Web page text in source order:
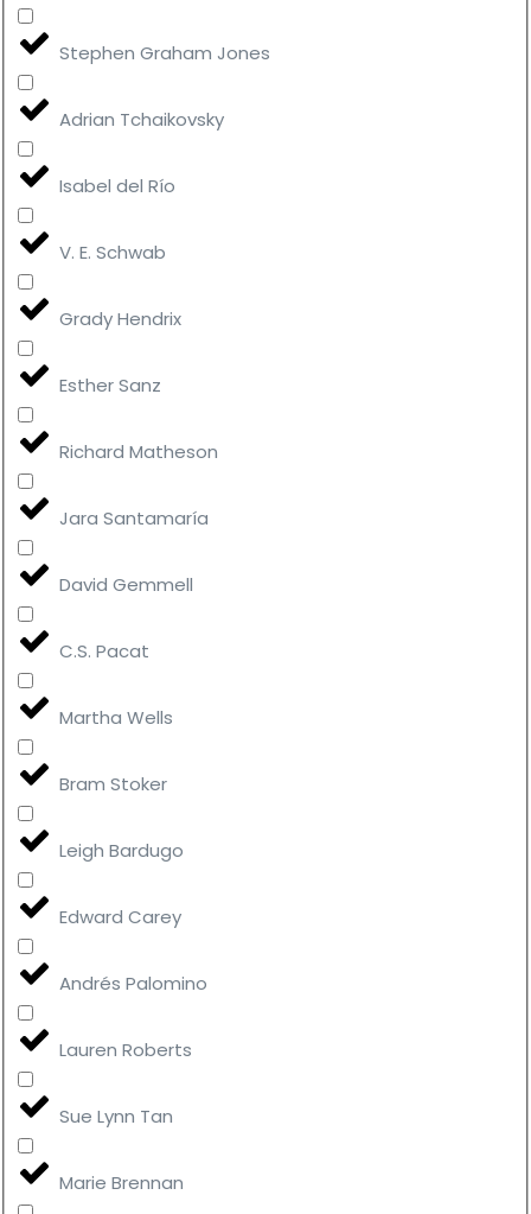
Stephen Graham Jones
Adrian Tchaikovsky
Isabel del Río
V. E. Schwab
Grady Hendrix
Esther Sanz
Richard Matheson
Jara Santamaría
David Gemmell
C.S. Pacat
Martha Wells
Bram Stoker
Leigh Bardugo
Edward Carey
Andrés Palomino
Lauren Roberts
Sue Lynn Tan
Marie Brennan